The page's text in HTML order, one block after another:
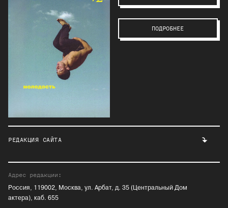
ПОДРОБНЕЕ
РЕДАКЦИЯ САЙТА
Адрес редакции:
Россия, 119002, Москва, ул. Арбат, д. 35 (Центральный Дом
актера), каб. 655